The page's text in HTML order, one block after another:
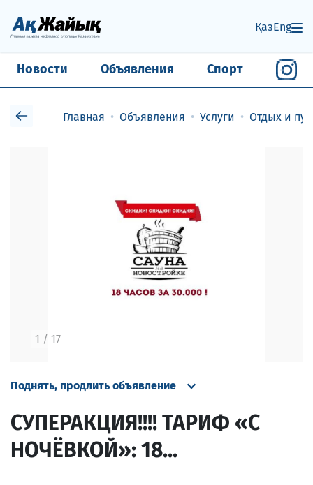
ҚазEng
Новости Объявления Спорт
Главная Объявления Услуги Отдых и
1 / 17
СУПЕРАКЦИЯ!!!! ТАРИФ «C
НОЧЁВКОЙ»: 18...
Поднять, продлить объявление